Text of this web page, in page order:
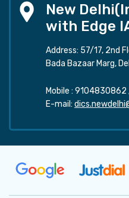
New
with Edge
Address: 57/17, 2nd
Bada Bazaar Marg,
Mobile : 9104830862
E-mail: